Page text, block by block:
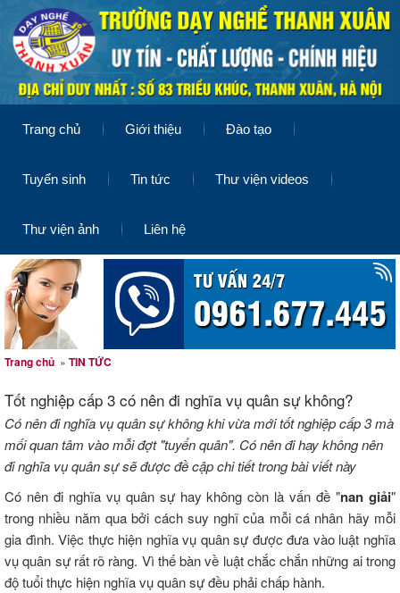
Trang chủ Giới thiệu Đào tạo
Tuyển sinh Tin tức Thư viện videos
Thư viện ảnh Liên hệ
Trang chủ » TIN TỨC
Tốt nghiệp cấp 3 có nên đi nghĩa vụ quân sự không?
Có nên đi nghĩa vụ quân sự không khi vừa mới tốt nghiệp cấp 3 mà
mối quan tâm vào mỗi đợt "tuyển quân". Có nên đi hay không nên
đi nghĩa vụ quân sự sẽ được đề cập chi tiết trong bài viết này
Có nên đi nghĩa vụ quân sự hay không còn là vấn đề "nan giải"
trong nhiều năm qua bởi cách suy nghĩ của mỗi cá nhân hãy mỗi
gia đình. Việc thực hiện nghĩa vụ quân sự được đưa vào luật nghĩa
vụ quân sự rất rõ ràng. Vì thế bàn về luật chắc chắn những ai trong
độ tuổi thực hiện nghĩa vụ quân sự đều phải chấp hành.